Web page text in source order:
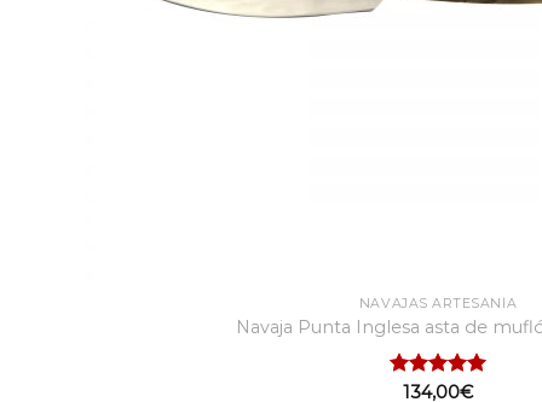
NAVAJAS ARTESANÍA
Navaja Punta Inglesa asta de
Valorado
134,00€